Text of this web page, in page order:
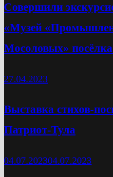
Cовершили
«Музей
Мосоловых»
27.04.2023
Выставка стихов-
Патриот-Тула
04.07.202304.07.2023